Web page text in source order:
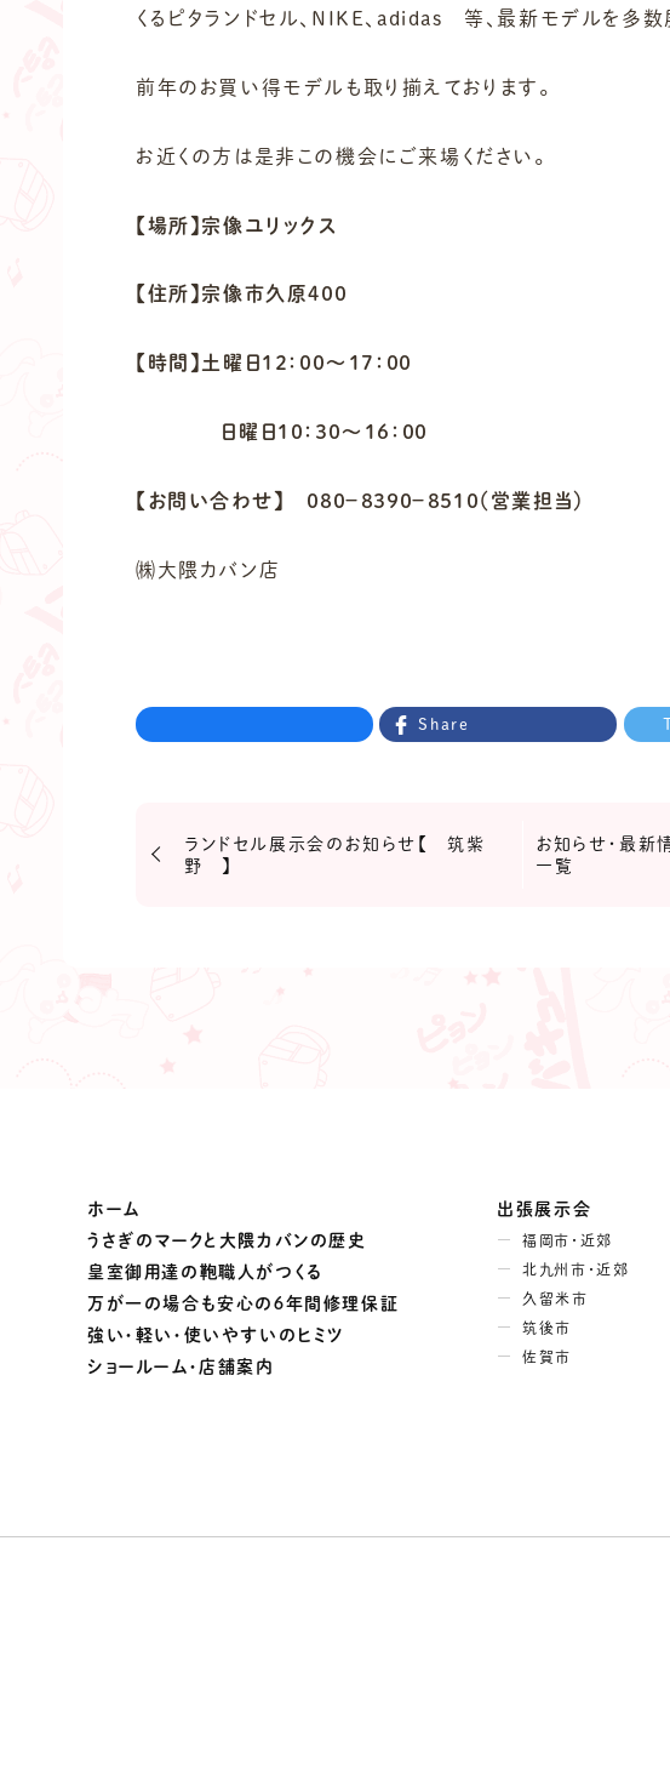
くるピタランドセル、NIKE、adidas 等、最新モデルを多数
前年のお買い得モデルも取り揃えております。
お近くの方は是非この機会にご来場ください。
【場所】宗像ユリックス
【住所】宗像市久原４００
【時間】土曜日１２：００～１７：００
日曜日１０：３０～１６：００
【お問い合わせ】 ０８０－８３９０－８５１０（営業担当）
㈱大隈カバン店
Share
ランドセル展示会のお知らせ【 筑紫
野 】
お知らせ・最新
一覧
ホーム
うさぎのマークと大隈カバンの歴史
皇室御用達の鞄職人がつくる
万が一の場合も安心の６年間修理保証
強い・軽い・使いやすいのヒミツ
ショールーム・店舗案内
出張展示会
福岡市・近郊
北九州市・近郊
久留米市
筑後市
佐賀市